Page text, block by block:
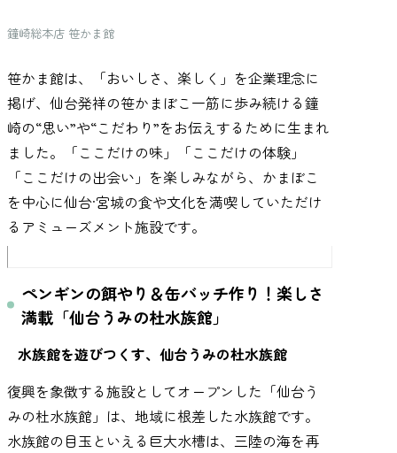
鐘崎総本店 笹かま館
笹かま館は、「おいしさ、楽しく」を企業理念に
掲げ、仙台発祥の笹かまぼこ一筋に歩み続ける鐘
崎の“思い”や“こだわり”をお伝えするために生まれ
ました。「ここだけの味」「ここだけの体験」
「ここだけの出会い」を楽しみながら、かまぼこ
を中心に仙台·宮城の食や文化を満喫していただけ
るアミューズメント施設です。
ペンギンの餌やり＆缶バッチ作り！楽しさ
満載「仙台うみの杜水族館」
水族館を遊びつくす、仙台うみの杜水族館
復興を象徴する施設としてオープンした「仙台う
みの杜水族館」は、地域に根差した水族館です。
水族館の目玉といえる巨大水槽は、三陸の海を再